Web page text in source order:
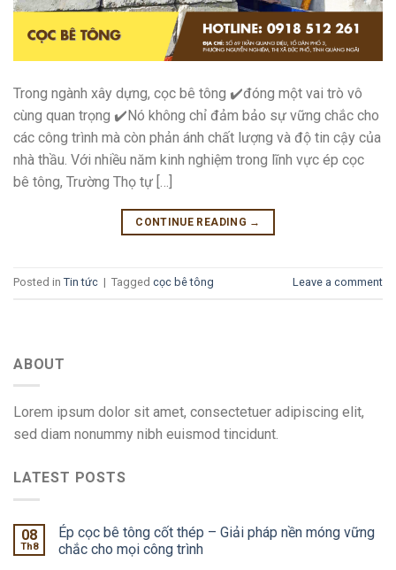
Trong ngành xây dựng, cọc bê tông ✔️đóng một vai trò vô
cùng quan trọng ✔️Nó không chỉ đảm bảo sự vững chắc cho
các công trình mà còn phản ánh chất lượng và độ tin cậy của
nhà thầu. Với nhiều năm kinh nghiệm trong lĩnh vực ép cọc
bê tông, Trường Thọ tự […]
CONTINUE READING →
Posted in Tin tức | Tagged cọc bê tông Leave a comment
ABOUT
Lorem ipsum dolor sit amet, consectetuer adipiscing elit,
sed diam nonummy nibh euismod tincidunt.
LATEST POSTS
08
Th8
Ép cọc bê tông cốt thép – Giải pháp nền móng vững
chắc cho mọi công trình